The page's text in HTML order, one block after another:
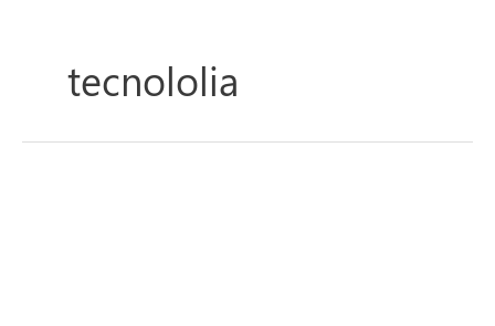
tecnololia